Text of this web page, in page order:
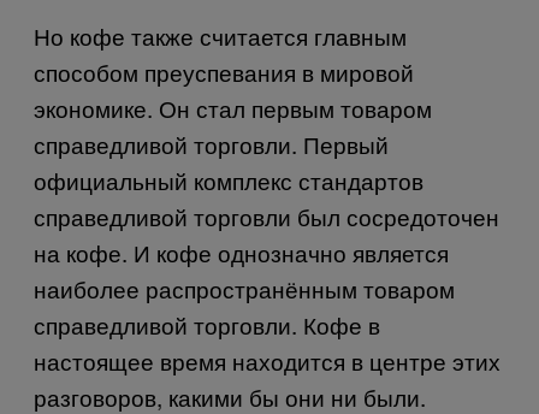
Но кофе также считается главным
способом преуспевания в мировой
экономике. Он стал первым товаром
справедливой торговли. Первый
официальный комплекс стандартов
справедливой торговли был сосредоточен
на кофе. И кофе однозначно является
наиболее распространённым товаром
справедливой торговли. Кофе в
настоящее время находится в центре этих
разговоров, какими бы они ни были.